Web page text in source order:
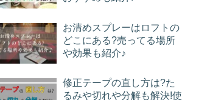
お清めスプレーはロフトの
どこにある?売ってる場所
や効果も紹介♪
修正テープの直し方は?た
るみや切れや分解も解決!使